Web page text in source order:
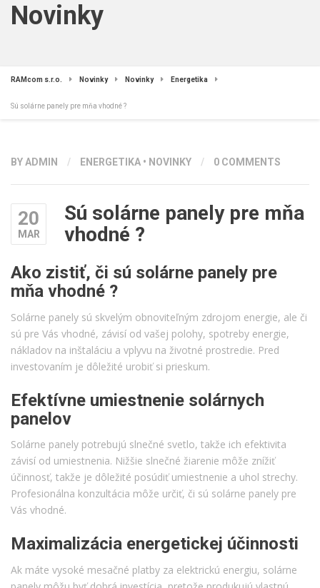
Novinky
RAMcom s.r.o. Novinky Novinky Energetika
Sú solárne panely pre mňa vhodné ?
BYADMIN / ENERGETIKA • NOVINKY / 0 COMMENTS
20
MAR
Sú solárne panely pre mňa
vhodné ?
Ako zistiť, či sú solárne panely pre
mňa vhodné ?
Solárne panely sú skvelým obnoviteľným zdrojom energie, ale či
sú pre Vás vhodné, závisí od vašej polohy, spotreby energie,
nákladov na inštaláciu a vplyvu na životné prostredie. Pred
investovaním je dôležité urobiť si prieskum.
Efektívne umiestnenie solárnych
panelov
Solárne panely potrebujú slnečné svetlo, takže ich efektivita
závisí od umiestnenia. Nižšie slnečné žiarenie môže znížiť
účinnosť, takže je dôležité posúdiť umiestnenie a uhol strechy.
Profesionálna konzultácia môže určiť, či sú solárne panely pre
Vás vhodné.
Maximalizácia energetickej účinnosti
Ak máte vysoké mesačné platby za elektrickú energiu, solárne